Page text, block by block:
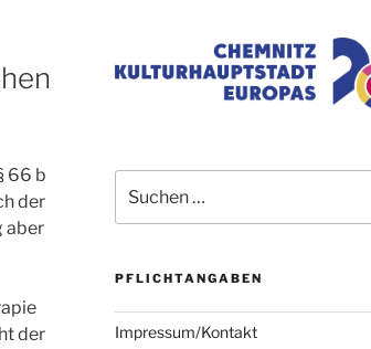
66 b
der
aber
der
nach:
PFLICHTANGABEN
Impressum/Kontakt